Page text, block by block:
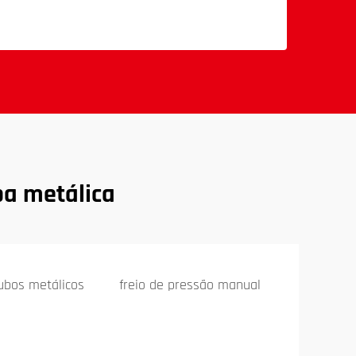
metálica
metálicos freio de pressão manual